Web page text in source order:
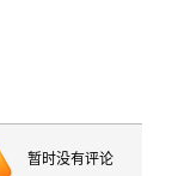
暂时没有评论